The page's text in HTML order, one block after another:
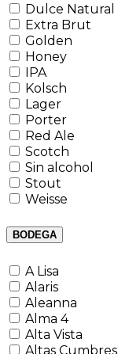
Dulce Natural
Extra Brut
Golden
Honey
IPA
Kolsch
Lager
Porter
Red Ale
Scotch
Sin alcohol
Stout
Weisse
BODEGA
A Lisa
Alaris
Aleanna
Alma 4
Alta Vista
Altas Cumbres